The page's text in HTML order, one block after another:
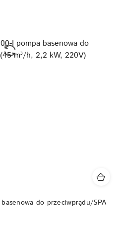
do przeciwprądu/SPA